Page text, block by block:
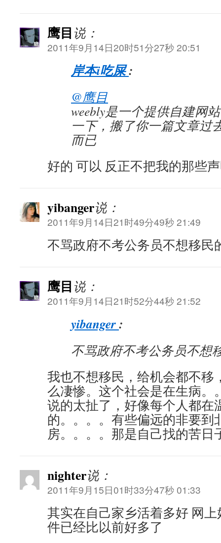
鹰目 说：
2011年9月14日20时51分27秒 20:51
岸本i吃屎:
@鹰目
weebly是一个提供自建网
一下，搬了你一篇文章过
而已
好的 可以 反正不把我的那些
yibanger说：
2011年9月14日21时49分49秒 21:49
不骂政府不考公务员不想移
鹰目 说：
2011年9月14日21时52分44秒 21:52
yibanger:
不骂政府不考公务员不想
我也不想移民，给机会都不移
么凄惨。这个社会是在生病。
说的太扯了，好像每个人都在
的。。。。有些偏远的非要到
房。。。。那是自己找的苦日
nighter说：
2011年9月15日01时33分47秒 01:33
其实在自己家乡活着多好 网
件已经比以前好多了